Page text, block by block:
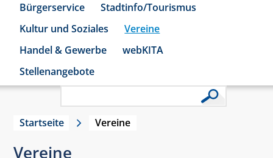
Bürgerservice
Stadtinfo/Tourismus
Kultur und Soziales
Vereine
Handel & Gewerbe
webKITA
Stellenangebote
Startseite Vereine
Vereine